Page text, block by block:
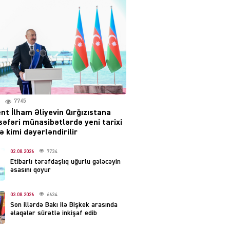
5492
Rusiya-Ukrayna
münaqişəsinin həllində
irəliləyiş var – Tramp
07.08.2026 5503
Prezident 2 fərman
imzaladı
07.08.2026
“Tramp yolu”na HƏMLƏ –
REAKSİYA
7745
İlham Əliyevin Qırğızıstana
münasibətlərdə yeni tarixi
kimi dəyərləndirilir
02.08.2026 7734
Etibarlı tərəfdaşlıq uğurlu gələcəyin
əsasını qoyur
03.08.2026 6634
Son illərdə Bakı ilə Bişkek arasında
əlaqələr sürətlə inkişaf edib